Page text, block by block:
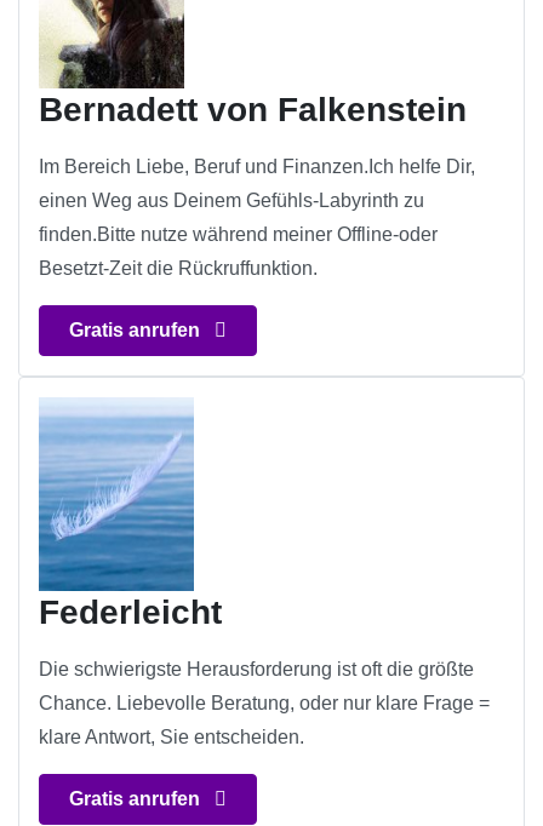
Bernadett von Falkenstein
Im Bereich Liebe, Beruf und Finanzen.Ich helfe Dir,
einen Weg aus Deinem Gefühls-Labyrinth zu
finden.Bitte nutze während meiner Offline-oder
Besetzt-Zeit die Rückruffunktion.
Gratis anrufen
Federleicht
Die schwierigste Herausforderung ist oft die größte
Chance. Liebevolle Beratung, oder nur klare Frage =
klare Antwort, Sie entscheiden.
Gratis anrufen